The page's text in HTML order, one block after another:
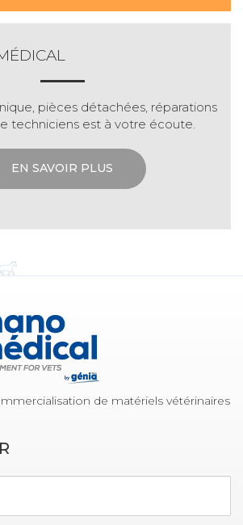
pièces détachées, réparations
techniciens est à votre écoute.
EN SAVOIR PLUS
de matériels vétérinaires